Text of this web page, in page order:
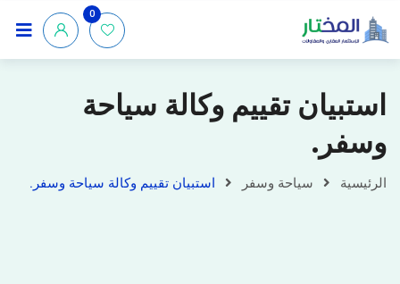
0
استبيان تقييم وكالة سياحة
وسفر.
الرئيسية سياحة وسفر استبيان تقييم وكالة سياحة وسفر.